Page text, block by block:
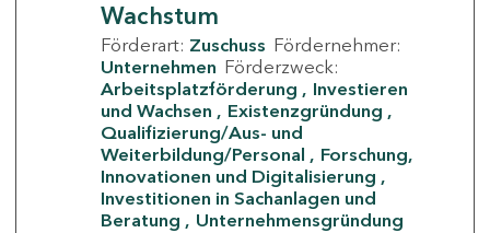
Wachstum
Förderart: Zuschuss Fördernehmer:
Unternehmen Förderzweck:
Arbeitsplatzförderung
Investieren
und Wachsen
Existenzgründung
Qualifizierung/Aus- und
Weiterbildung/Personal
Forschung,
Innovationen und Digitalisierung
Investitionen in Sachanlagen und
Beratung
Unternehmensgründung